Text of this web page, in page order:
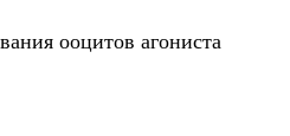
ооцитов агониста